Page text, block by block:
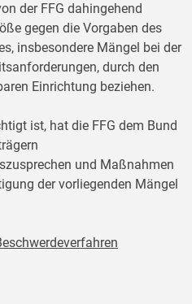
der FFG dahingehend
gegen die Vorgaben des
insbesondere Mängel bei der
durch den
Einrichtung beziehen.
ist, hat die FFG dem Bund
und Maßnahmen
der vorliegenden Mängel